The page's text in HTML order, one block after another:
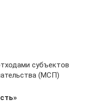
субъектов
(МСП)